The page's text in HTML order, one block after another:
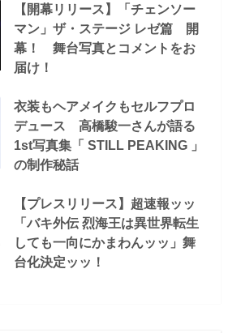
【開幕リリース】「チェンソー
マン」ザ・ステージ レゼ篇 開
幕！ 舞台写真とコメントをお
届け！
衣装もヘアメイクもセルフプロ
デュース 高橋駿一さんが語る
1st写真集「 STILL PEAKING 」
の制作秘話
【プレスリリース】超速報ッッ
「バキ外伝 烈海王は異世界転生
しても一向にかまわんッッ」舞
台化決定ッッ！